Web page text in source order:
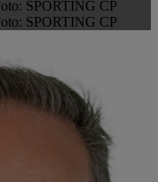
SPORTING CP
SPORTING CP